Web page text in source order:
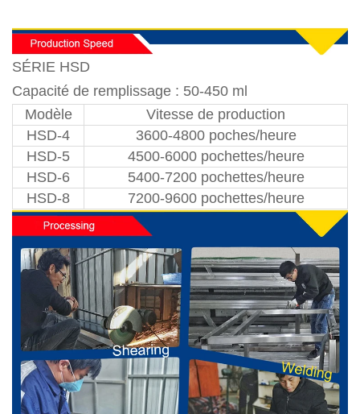
SÉRIE HSD
Capacité de remplissage : 50-450 ml
Modèle
Vitesse de production
HSD-4
3600-4800 poches/heure
HSD-5
4500-6000 pochettes/heure
HSD-6
5400-7200 pochettes/heure
HSD-8
7200-9600 pochettes/heure